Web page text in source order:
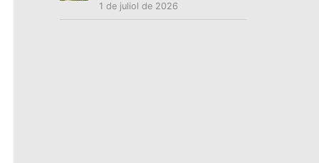
1 de juliol de 2026